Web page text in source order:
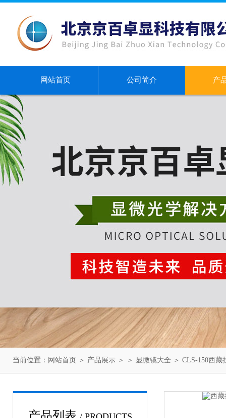
网站首页 公司简介 产
当前位置： 网站首页 ＞ 产品展示 ＞ ＞ 显微镜大全 ＞ CLS-150西